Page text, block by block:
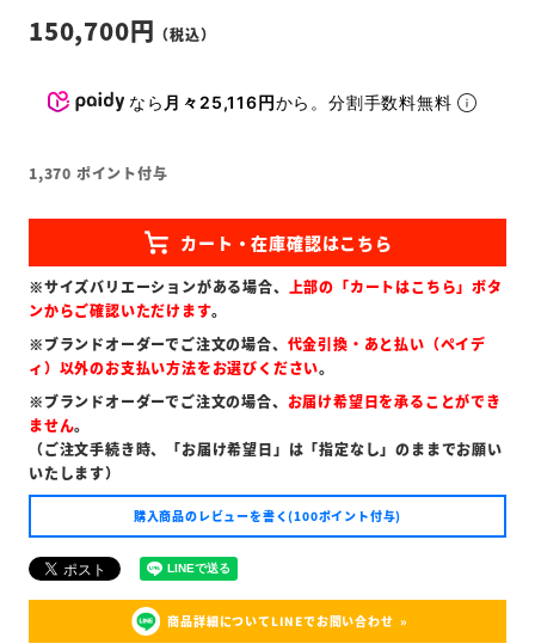
150,700
なら 月々25,116円から。分割手数料無料
1,370 ポイント付与
※サイズバリエーションがある場合、 上部の「カートはこちら」ボタ
ンからご確認いただけます。
※ブランドオーダーでご注文の場合、 代金引換・あと払い（ペイデ
ィ）以外のお支払い方法をお選びください。
※ブランドオーダーでご注文の場合、 お届け希望日を承ることができ
ません。
（ご注文手続き時、「お届け希望日」は「指定なし」のままでお願い
いたします）
購入商品のレビューを書く(100ポイント付与)
商品詳細についてLINEでお問い合わせ